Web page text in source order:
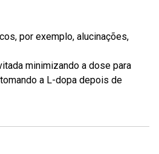
por exemplo, alucinações,
minimizando a dose para
a L-dopa depois de